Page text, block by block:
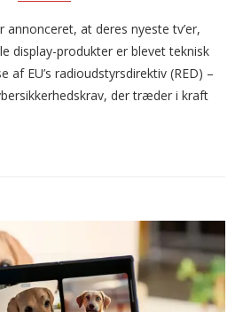
annonceret, at deres nyeste tv’er,
display-produkter er blevet teknisk
af EU’s radioudstyrsdirektiv (RED) –
der træder i kraft